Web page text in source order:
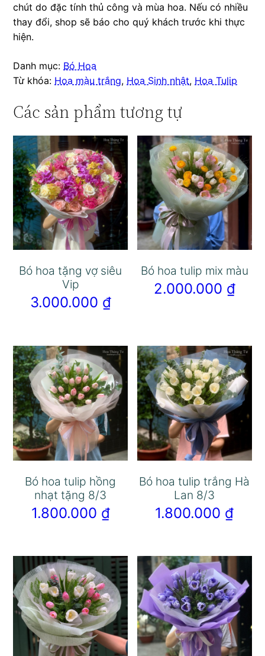
chút do đặc tính thủ công và mùa hoa. Nếu có nhiều
thay đổi, shop sẽ báo cho quý khách trước khi thực
hiện.
Danh mục: Bó Hoa
Từ khóa: Hoa màu trắng, Hoa Sinh nhật, Hoa Tulip
Các sản phẩm tương tự
Bó hoa tặng vợ siêu
Vip
3.000.000 ₫
Bó hoa tulip mix màu
2.000.000 ₫
Bó hoa tulip hồng
nhạt tặng 8/3
1.800.000 ₫
Bó hoa tulip trắng Hà
Lan 8/3
1.800.000 ₫